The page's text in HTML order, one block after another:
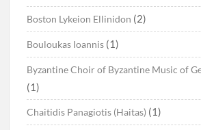
Boston Lykeion Ellinidon (2)
Bouloukas Ioannis (1)
Byzantine Choir of Byzantine Music of
(1)
Chaitidis Panagiotis (Haitas) (1)